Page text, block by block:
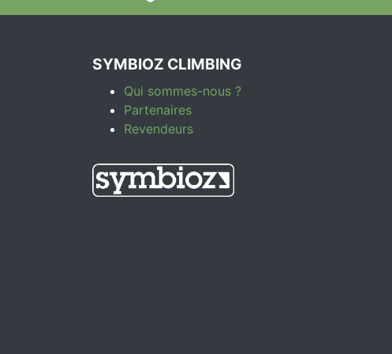
page
SYMBIOZ CLIMBING
Qui sommes-nous ?
Partenaires
Revendeurs